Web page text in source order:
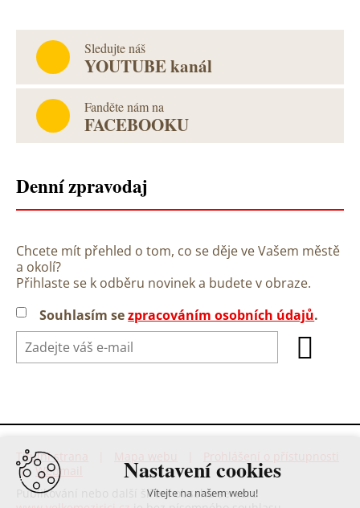
Sledujte náš
YOUTUBE kanál
Fanděte nám na
FACEBOOKU
Denní zpravodaj
Chcete mít přehled o tom, co se děje ve Vašem městě
a okolí?
Přihlaste se k odběru novinek a budete v obraze.
Souhlasím sezpracováním osobních údajů.
Titulní strana
|Webmail
Publikování nebo další šíření obsahu serveru
Nastavení cookies
Vítejte na našem webu!